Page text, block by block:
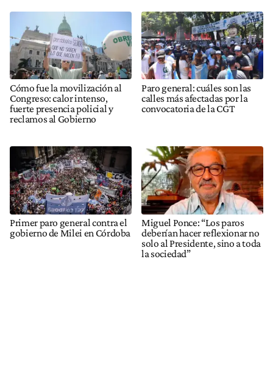
Cómo fue la movilización al
Congreso: calor intenso,
fuerte presencia policial y
reclamos al Gobierno
Paro general: cuáles son las
calles más afectadas por la
convocatoria de la CGT
Primer paro general contra el
gobierno de Milei en Córdoba
Miguel Ponce: “Los paros
deberían hacer reflexionar no
solo al Presidente, sino a toda
la sociedad”